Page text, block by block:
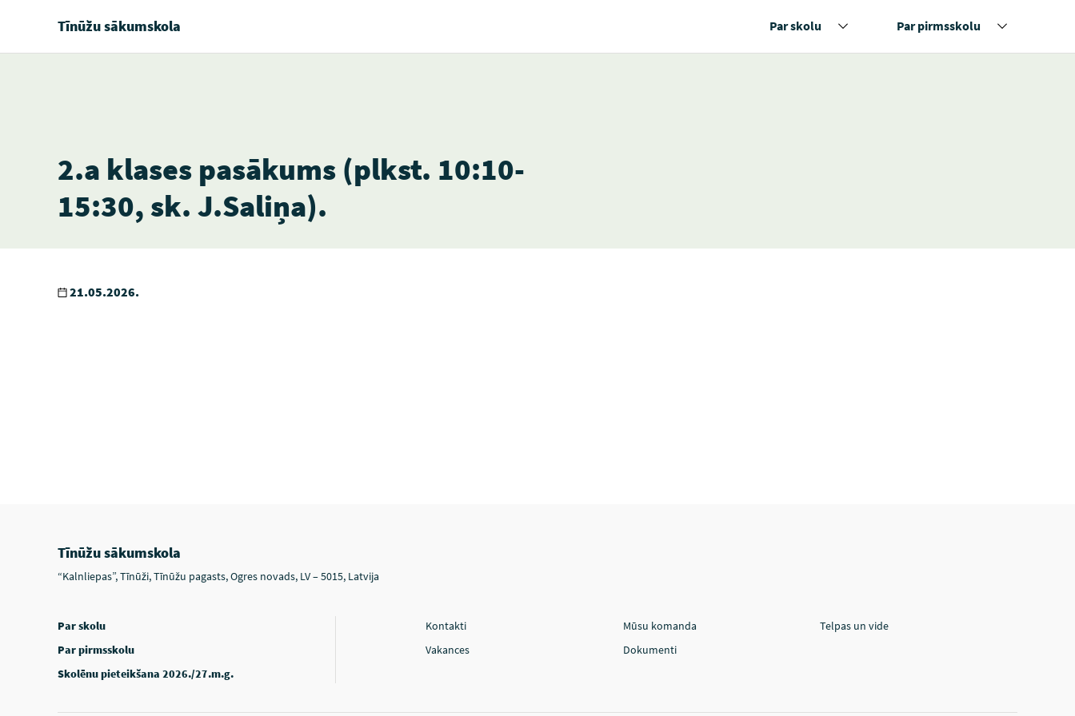
Tīnūžu sākumskola Par skolu Par pirmsskolu
2.a klases pasākums (plkst. 10:10-
15:30, sk. J.Saliņa).
21.05.2026.
Tīnūžu sākumskola
“Kalnliepas”, Tīnūži, Tīnūžu pagasts, Ogres novads, LV – 5015, Latvija
Par skolu
Par pirmsskolu
Skolēnu pieteikšana 2026./27.m.g.
Kontakti Mūsu komanda
Telpas un vide
Vakances
Dokumenti